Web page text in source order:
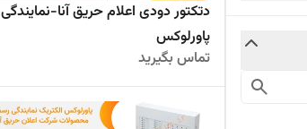
دتکتور دودی اعلام حریق آنا-نمایندگی
پاورلوکس
تماس بگیرید